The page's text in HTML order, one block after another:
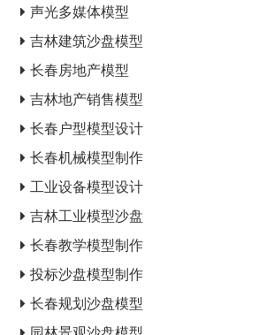
声光多媒体模型
吉林建筑沙盘模型
长春房地产模型
吉林地产销售模型
长春户型模型设计
长春机械模型制作
工业设备模型设计
吉林工业模型沙盘
长春教学模型制作
投标沙盘模型制作
长春规划沙盘模型